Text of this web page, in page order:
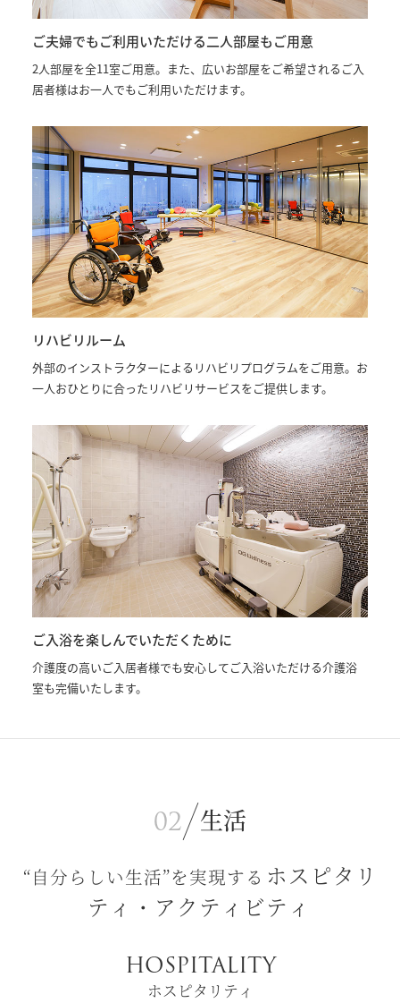
ご夫婦でもご利用いただける二人部屋もご用意
2人部屋を全11室ご用意。また、広いお部屋をご希望されるご入
居者様はお一人でもご利用いただけます。
リハビリルーム
外部のインストラクターによるリハビリプログラムをご用意。お
一人おひとりに合ったリハビリサービスをご提供します。
ご入浴を楽しんでいただくために
介護度の高いご入居者様でも安心してご入浴いただける介護浴
室も完備いたします。
生活
“自分らしい生活”を実現する ホスピタリ
ティ・アクティビティ
HOSPITALITY
ホスピタリティ